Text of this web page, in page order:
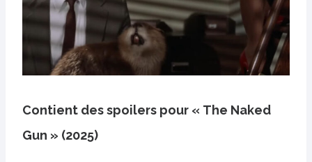
Contient des spoilers pour « The Naked
Gun » (2025)